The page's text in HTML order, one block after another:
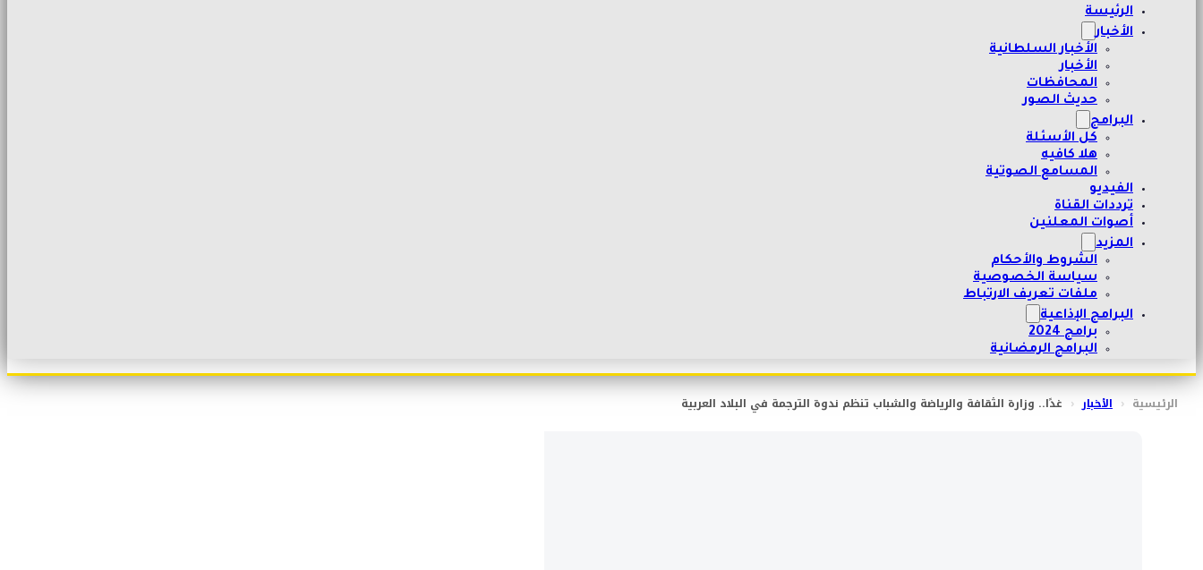
الرئيسة
الأخبار
الأخبار السلطانية
الأخبار
المحافظات
حديث الصور
البرامج
كل الأسئلة
هلا كافيه
المسامع الصوتية
الفيديو
ترددات القناة
أصوات المعلنين
المزيد
الشروط والأحكام
سياسة الخصوصية
ملفات تعريف الارتباط
البرامج الإذاعية
برامج 2024
البرامج الرمضانية
الرئيسية ‹ الأخبار ‹ غدًا.. وزارة الثقافة والرياضة والشباب تنظم ندوة الترجمة في البلاد العربية